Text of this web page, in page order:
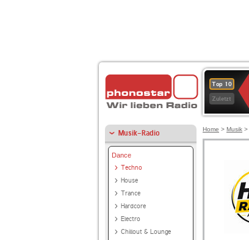
Top 10
Zuletzt
Musik-Radio
Dance
Techno
House
Trance
Hardcore
Electro
Chillout & Lounge
Home > Musik >